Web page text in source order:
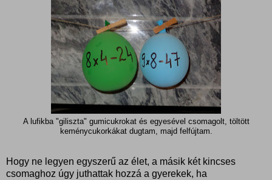
A lufikba "giliszta" gumicukrokat és egyesével csomagolt, töltött
keménycukorkákat dugtam, majd felfújtam.
Hogy ne legyen egyszerű az élet, a másik két kincses
csomaghoz úgy juthattak hozzá a gyerekek, ha